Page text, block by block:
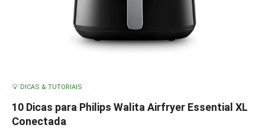
💡 DICAS & TUTORIAIS
10 Dicas para Philips Walita Airfryer Essential XL
Conectada